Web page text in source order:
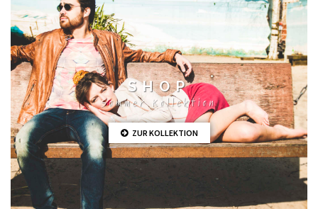
SHOP
Sommer Kollektion
ZUR KOLLEKTION